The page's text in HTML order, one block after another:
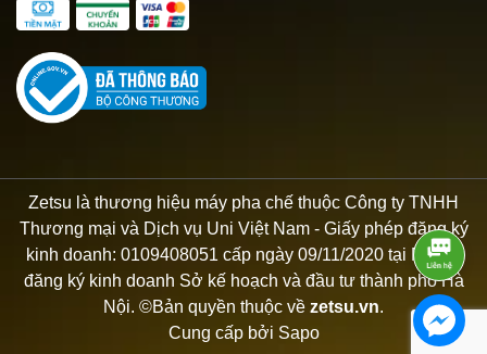
Zetsu là thương hiệu máy pha chế thuộc Công ty TNHH
Thương mại và Dịch vụ Uni Việt Nam - Giấy phép đăng ký
kinh doanh: 0109408051 cấp ngày 09/11/2020 tại Phòng
đăng ký kinh doanh Sở kế hoạch và đầu tư thành phố Hà
Nội. ©Bản quyền thuộc về zetsu.vn.
Cung cấp bởi Sapo